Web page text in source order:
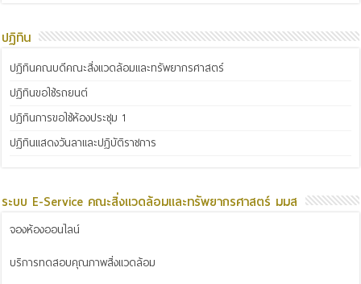
ปฏิทิน
ปฏิทินคณบดีคณะสิ่งแวดล้อมและทรัพยากรศาสตร์
ปฏิทินขอใช้รถยนต์
ปฏิทินการขอใช้ห้องประชุม 1
ปฏิทินแสดงวันลาและปฏิบัติราชการ
ระบบ E-Service คณะสิ่งแวดล้อมและทรัพยากรศาสตร์ มมส
จองห้องออนไลน์
บริการทดสอบคุณภาพสิ่งแวดล้อม